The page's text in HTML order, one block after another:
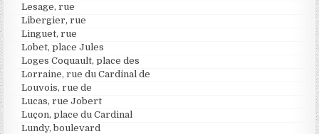
Lesage, rue
Libergier, rue
Linguet, rue
Lobet, place Jules
Loges Coquault, place des
Lorraine, rue du Cardinal de
Louvois, rue de
Lucas, rue Jobert
Luçon, place du Cardinal
Lundy, boulevard